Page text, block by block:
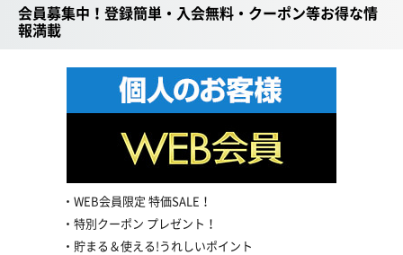
会員募集中！登録簡単・入会無料・クーポン等お得な情
報満載
WEB会員限定 特価SALE！
特別クーポン プレゼント！
貯まる＆使える!うれしいポイント